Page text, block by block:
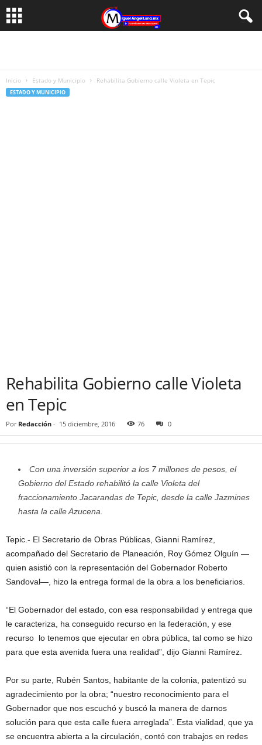
Inicio Estado y Municipio Rehabilita Gobierno calle Violeta en Tepic
ESTADO Y MUNICIPIO
Rehabilita Gobierno calle Violeta
en Tepic
Por Redacción - 15 diciembre, 2016 76 0
Con una inversión superior a los 7 millones de pesos, el
Gobierno del Estado rehabilitó la calle Violeta del
fraccionamiento Jacarandas de Tepic, desde la calle Jazmines
hasta la calle Azucena.
Tepic.- El Secretario de Obras Públicas, Gianni Ramírez,
acompañado del Secretario de Planeación, Roy Gómez Olguín —
quien asistió con la representación del Gobernador Roberto
Sandoval—, hizo la entrega formal de la obra a los beneficiarios.
“El Gobernador del estado, con esa responsabilidad y entrega que
le caracteriza, ha conseguido recurso en la federación, y ese
recurso lo tenemos que ejecutar en obra pública, tal como se hizo
para que esta avenida fuera una realidad”, dijo Gianni Ramírez.
Por su parte, Rubén Santos, habitante de la colonia, patentizó su
agradecimiento por la obra; “nuestro reconocimiento para el
Gobernador que nos escuchó y buscó la manera de darnos
solución para que esta calle fuera arreglada”. Esta vialidad, que ya
se encuentra abierta a la circulación, contó con trabajos en redes